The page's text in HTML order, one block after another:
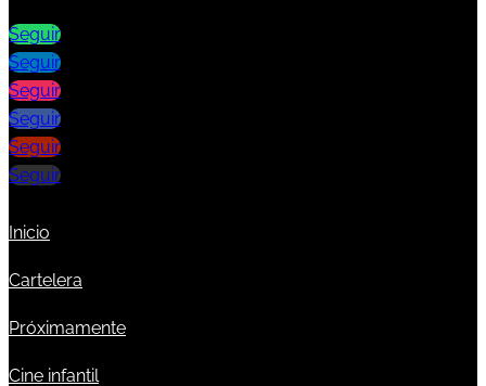
Seguir
Seguir
Seguir
Seguir
Seguir
Seguir
Inicio
Cartelera
Próximamente
Cine infantil